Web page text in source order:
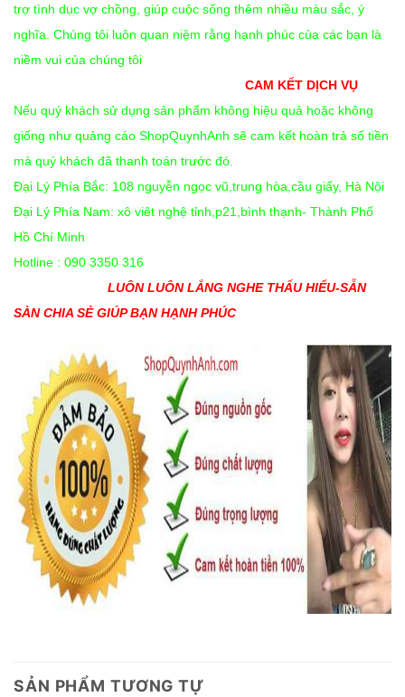
trợ tình dục vợ chồng, giúp cuộc sống thêm nhiều màu sắc, ý
nghĩa. Chúng tôi luôn quan niệm rằng hạnh phúc của các bạn là
niềm vui của chúng tôi
CAM KẾT DỊCH VỤ
Nếu quý khách sử dụng sản phẩm không hiệu quả hoặc không
giống như quảng cáo ShopQuynhAnh sẽ cam kết hoàn trả số tiền
mà quý khách đã thanh toán trước đó.
Đại Lý Phía Bắc: 108 nguyễn ngọc vũ,trung hòa,cầu giấy, Hà Nội
Đại Lý Phía Nam: xô viêt nghệ tỉnh,p21,bình thạnh- Thành Phố
Hồ Chí Minh
Hotline : 090 3350 316
LUÔN LUÔN LẮNG NGHE THẤU HIỂU-SẴN
SÀN CHIA SẺ GIÚP BẠN HẠNH PHÚC
SẢN PHẨM TƯƠNG TỰ